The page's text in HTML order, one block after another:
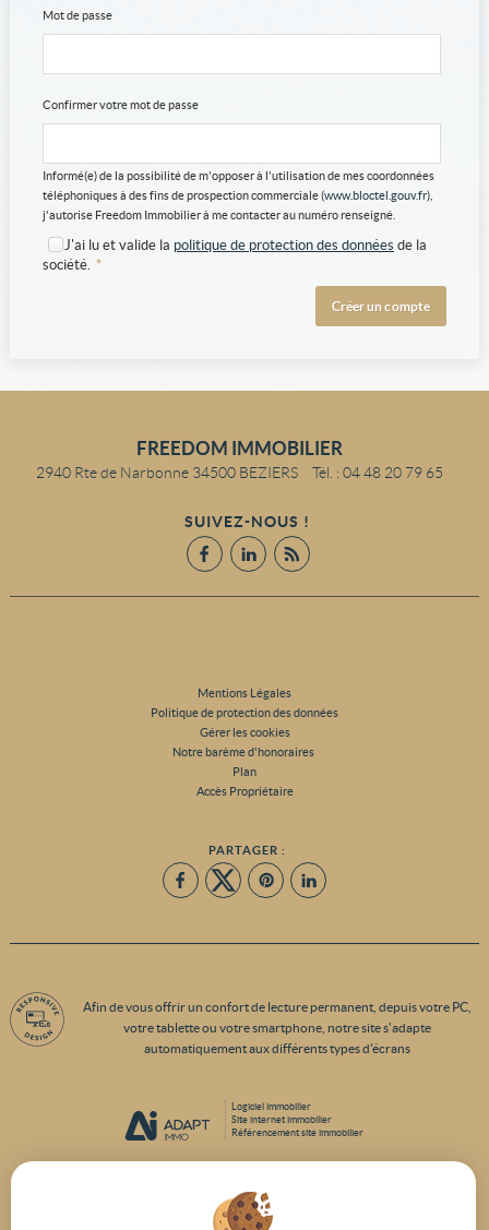
Mot de passe
Confirmer votre mot de passe
Informé(e) de la possibilité de m'opposer à l'utilisation de mes coordonnées
téléphoniques à des fins de prospection commerciale (www.bloctel.gouv.fr),
j'autorise Freedom Immobilier à me contacter au numéro renseigné.
J'ai lu et valide la politique de protection des données de la
société. *
FREEDOM IMMOBILIER
2940 Rte de Narbonne 34500 BEZIERS Tél. :04 48 20 79 65
SUIVEZ-NOUS !
Mentions Légales
Politique de protection des données
Gérer les cookies
Notre barème d'honoraires
Plan
Accès Propriétaire
PARTAGER :
Afin de vous offrir un confort de lecture permanent, depuis votre PC,
votre tablette ou votre smartphone, notre site s'adapte
automatiquement aux différents types d'écrans
Logiciel immobilier
Site internet immobilier
Référencement site immobilier